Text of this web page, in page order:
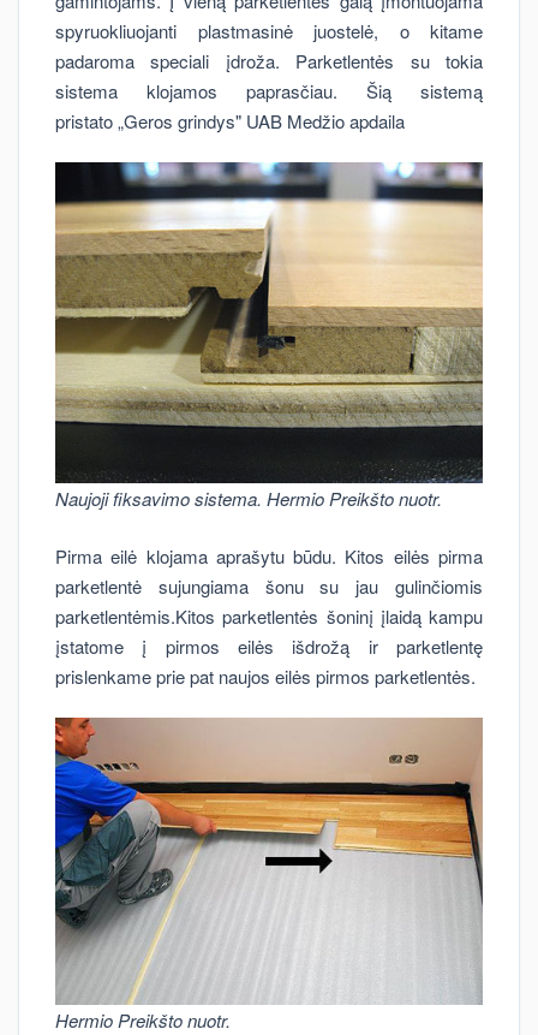
spyruokliuojanti plastmasinė juostelė, o kitame
padaroma speciali įdroža. Parketlentės su tokia
sistema klojamos paprasčiau. Šią sistemą
pristato „Geros grindys" UAB Medžio apdaila
Naujoji fiksavimo sistema. Hermio Preikšto nuotr.
Pirma eilė klojama aprašytu būdu. Kitos eilės pirma
parketlentė sujungiama šonu su jau gulinčiomis
parketlentėmis.Kitos parketlentės šoninį įlaidą kampu
įstatome į pirmos eilės išdrožą ir parketlentę
prislenkame prie pat naujos eilės pirmos parketlentės.
Hermio Preikšto nuotr.